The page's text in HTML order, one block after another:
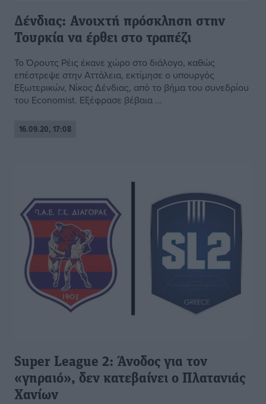
Δένδιας: Ανοιχτή πρόσκληση στην
Τουρκία να έρθει στο τραπέζι
Το Όρουτς Ρέις έκανε χώρο στο διάλογο, καθώς
επέστρεψε στην Αττάλεια, εκτίμησε ο υπουργός
Εξωτερικών, Νίκος Δένδιας, από το βήμα του συνεδρίου
του Economist. Εξέφρασε βέβαια ...
16.09.20, 17:08
Super League 2: Άνοδος για τον
«γηραιό», δεν κατεβαίνει ο Πλατανιάς
Χανίων